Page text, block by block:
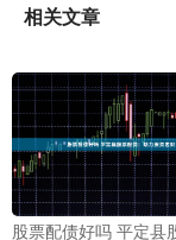
相关文章
股票配债好吗 平定县